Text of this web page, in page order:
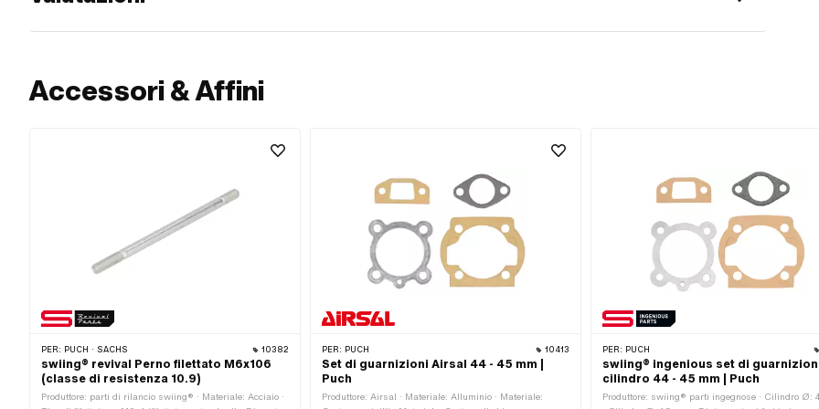
Accessori & Affini
PER: PUCH · SACHS 10382
swiing® revival Perno filettato M6x106
(classe di resistenza 10.9)
Produttore: parti di rilancio swiing® · Materiale: Acciaio ·
PER: PUCH 10413
Set di guarnizioni Airsal 44 - 45 mm |
Puch
Produttore: Airsal · Materiale: Alluminio · Materiale:
PER: PUCH
swiing® ingenious set di
cilindro 44 - 45 mm | Puch
Produttore: swiing® parti ingegnose · Cilindro Ø: